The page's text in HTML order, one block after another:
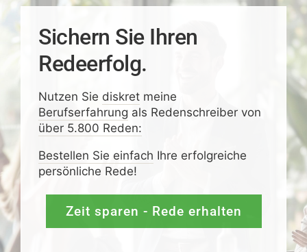
Sichern Sie Ihren
Redeerfolg.
Nutzen Sie diskretmeine
Berufserfahrung als Redenschreiber von
über 5.800 Reden:
Bestellen Sie einfach Ihre erfolgreiche
persönliche Rede!
Zeit sparen - Rede erhalten